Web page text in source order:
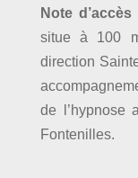
Note
situe à 100
direction
de l’hypnose
Fontenilles.